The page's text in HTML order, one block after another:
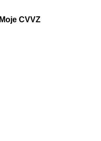
Moje CVVZ